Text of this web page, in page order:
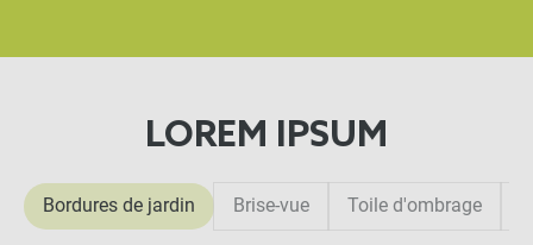
LOREM IPSUM
Bordures de jardin Brise-vue Toile d'ombrage